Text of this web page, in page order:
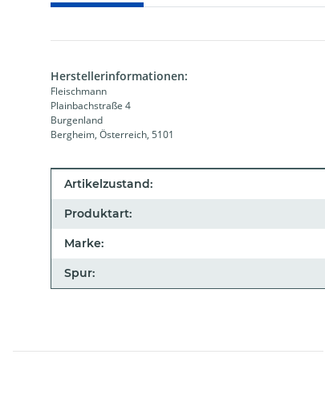
Herstellerinformationen:
Fleischmann
Plainbachstraße 4
Burgenland
Bergheim, Österreich, 5101
Produkteigenschaft
Wert
Artikelzustand:
Produktart:
Marke:
Spur: